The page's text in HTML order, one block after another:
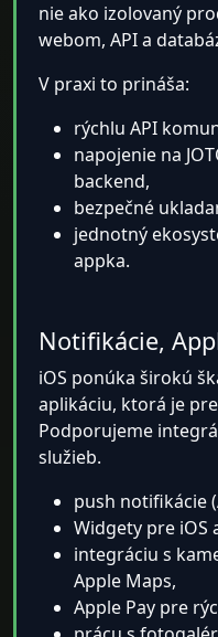
nie ako izolovaný
webom, API a
V praxi to prináša:
rýchlu API
napojenie na
backend,
bezpečné
jednotný
appka.
Notifikácie,
iOS ponúka širokú
aplikáciu, ktorá je
Podporujeme
služieb.
push notifikácie
Widgety pre iOS
integráciu s
Apple Maps,
Apple Pay pre